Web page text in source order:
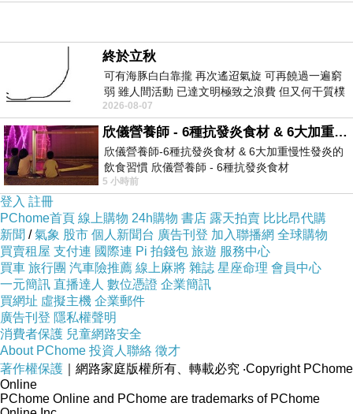
終於立秋
可有海豚白白靠攏 再次遙迢氣旋 可再饒過一遍窮
弱 雖人間活動 已達文明極致之浪費 但又何干質樸
者 只能白白陪葬
2026-08-07
欣儀營養師 - 6種抗發炎食材 & 6大加重慢性發炎的飲食習慣
欣儀營養師-6種抗發炎食材 & 6大加重慢性發炎的
飲食習慣 欣儀營養師 - 6種抗發炎食材
https://www.facebook.com/photo/?fbid=147
5 小時前
登入 註冊
PChome首頁 線上購物 24h購物 書店 露天拍賣 比比昂代購
新聞 /氣象 股市 個人新聞台 廣告刊登 加入聯播網 全球購物
買賣租屋 支付連 國際連 Pi 拍錢包 旅遊 服務中心
買車 旅行團 汽車險推薦 線上麻將 雜誌 星座命理 會員中心
一元簡訊 直播達人 數位憑證 企業簡訊
買網址 虛擬主機 企業郵件
廣告刊登 隱私權聲明
消費者保護 兒童網路安全
About PChome 投資人聯絡 徵才
著作權保護 ｜網路家庭版權所有、轉載必究 ‧Copyright PChome
Online
PChome Online and PChome are trademarks of PChome